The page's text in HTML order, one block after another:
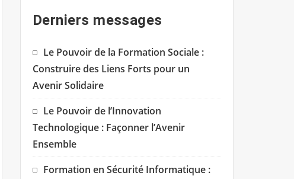
Derniers messages
Le Pouvoir de la Formation Sociale :
Construire des Liens Forts pour un
Avenir Solidaire
Le Pouvoir de l’Innovation
Technologique : Façonner l’Avenir
Ensemble
Formation en Sécurité Informatique :